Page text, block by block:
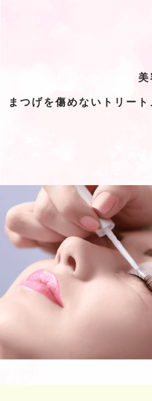
まつげを傷めないトリー